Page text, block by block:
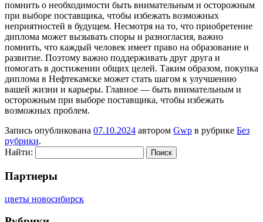
помнить о необходимости быть внимательным и осторожным
при выборе поставщика, чтобы избежать возможных
неприятностей в будущем. Несмотря на то, что приобретение
диплома может вызывать споры и разногласия, важно
помнить, что каждый человек имеет право на образование и
развитие. Поэтому важно поддерживать друг друга и
помогать в достижении общих целей. Таким образом, покупка
диплома в Нефтекамске может стать шагом к улучшению
вашей жизни и карьеры. Главное — быть внимательным и
осторожным при выборе поставщика, чтобы избежать
возможных проблем.
Запись опубликована 07.10.2024 автором Gwp в рубрике Без
рубрики.
Найти:
Партнеры
цветы новосибирск